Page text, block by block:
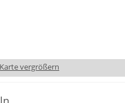
vergrößern